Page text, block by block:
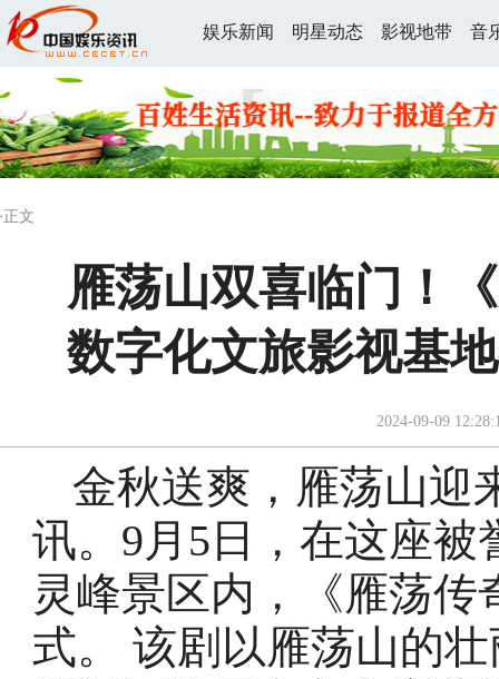
娱乐新闻 明星动态 影视地带 音
文
雁荡山双喜临门！
数字化文旅影视基
2024-09-09
金秋送爽，雁荡山迎
讯。9月5日，在这座被
灵峰景区内，《雁荡
式。 该剧以雁荡山的